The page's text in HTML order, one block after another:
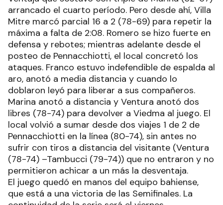
arrancado el cuarto período. Pero desde ahí, Villa
Mitre marcó parcial 16 a 2 (78-69) para repetir la
máxima a falta de 2:08. Romero se hizo fuerte en
defensa y rebotes; mientras adelante desde el
posteo de Pennacchiotti, el local concretó los
ataques. Franco estuvo indefendible de espalda al
aro, anotó a media distancia y cuando lo
doblaron leyó para liberar a sus compañeros.
Marina anotó a distancia y Ventura anotó dos
libres (78-74) para devolver a Viedma al juego. El
local volvió a sumar desde dos viajes 1 de 2 de
Pennacchiotti en la línea (80-74), sin antes no
sufrir con tiros a distancia del visitante (Ventura
(78-74) –Tambucci (79-74)) que no entraron y no
permitieron achicar a un más la desventaja.
El juego quedó en manos del equipo bahiense,
que está a una victoria de las Semifinales. La